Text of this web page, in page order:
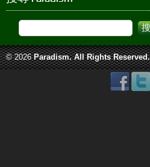
© 2026 Paradism. All Rights Reserved.